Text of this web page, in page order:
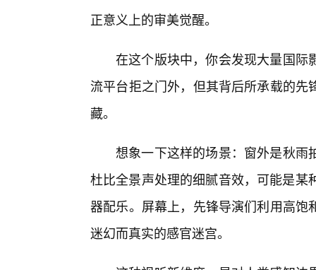
正意义上的审美觉醒。
在这个版块中，你会发现大量国际
流平台拒之门外，但其背后所承载的
藏。
想象一下这样的场景：窗外是秋雨
杜比全景声处理的细腻音效，可能是
器配乐。屏幕上，先锋导演们利用高
迷幻而真实的感官迷宫。